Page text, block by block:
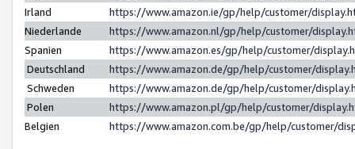
Irland
https://www.amazon.ie/gp/help/customer/
Niederlande
https://www.amazon.nl/gp/help/customer/
Spanien
https://www.amazon.es/gp/help/customer/
Deutschland
https://www.amazon.de/gp/help/customer/
Schweden
https://www.amazon.de/gp/help/customer/
Polen
https://www.amazon.pl/gp/help/customer/
Belgien
https://www.amazon.com.be/gp/help/customer/